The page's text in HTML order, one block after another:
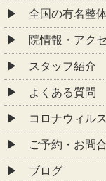
全国の有名整
院情報・アク
スタッフ紹介
よくある質問
コロナウィル
ご予約・お問
ブログ